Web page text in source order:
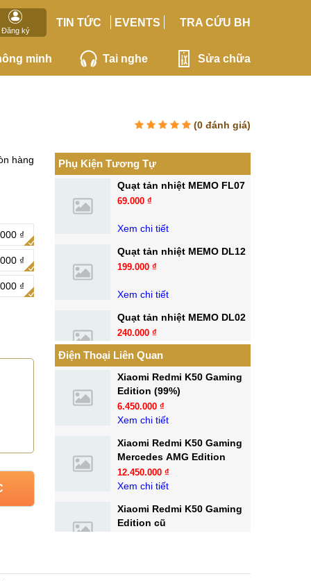
Đăng ký
TIN TỨC EVENTS TRA CỨU BH
minh Tai nghe Sửa chữa
(0 đánh giá)
hàng
₫
₫
₫
Phụ Kiện Tương Tự
Quạt tản nhiệt MEMO FL07
69.000 ₫
Xem chi tiết
Quạt tản nhiệt MEMO DL12
199.000 ₫
Xem chi tiết
Quạt tản nhiệt MEMO DL02
240.000 ₫
Xem chi tiết
Quạt tản nhiệt MEMO DL16
199.000 ₫
Xem chi tiết
Điện Thoại Liên Quan
Xiaomi Redmi K50 Gaming
Edition (99%)
6.450.000 ₫
Xem chi tiết
Xiaomi Redmi K50 Gaming
Mercedes AMG Edition
12.450.000 ₫
Xem chi tiết
Xiaomi Redmi K50 Gaming
Edition cũ
Xiaomi POCO F4 GT Cũ